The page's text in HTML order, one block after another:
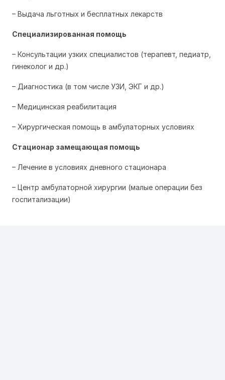
– Выдача льготных и бесплатных лекарств
Специализированная помощь
– Консультации узких специалистов (терапевт, педиатр,
гинеколог и др.)
– Диагностика (в том числе УЗИ, ЭКГ и др.)
– Медицинская реабилитация
– Хирургическая помощь в амбулаторных условиях
Стационар замещающая помощь
– Лечение в условиях дневного стационара
– Центр амбулаторной хирургии (малые операции без
госпитализации)